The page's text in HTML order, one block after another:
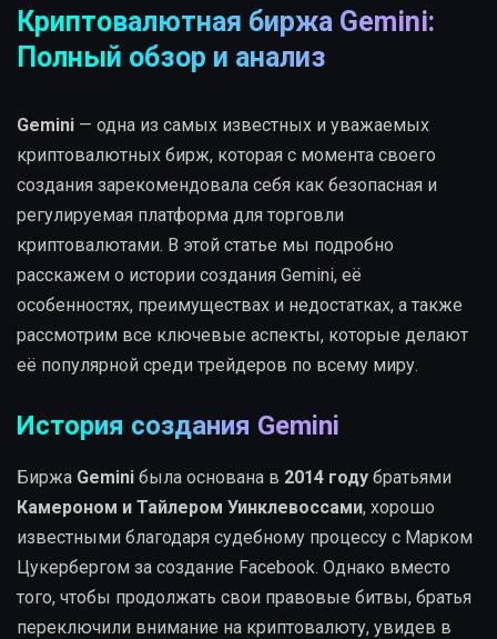
Криптовалютная биржа Gemini:
Полный обзор и анализ
Gemini — одна из самых известных и уважаемых
криптовалютных бирж, которая с момента своего
создания зарекомендовала себя как безопасная и
регулируемая платформа для торговли
криптовалютами. В этой статье мы подробно
расскажем о истории создания Gemini, её
особенностях, преимуществах и недостатках, а также
рассмотрим все ключевые аспекты, которые делают
её популярной среди трейдеров по всему миру.
История создания Gemini
Биржа Gemini была основана в 2014 году братьями
Камероном и Тайлером Уинклевоссами, хорошо
известными благодаря судебному процессу с Марком
Цукербергом за создание Facebook. Однако вместо
того, чтобы продолжать свои правовые битвы, братья
переключили внимание на криптовалюту, увидев в